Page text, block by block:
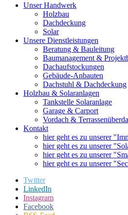
Unser Handwerk
Holzbau
Dachdeckung
Solar
Unsere Dienstleistungen
Beratung & Bauleitung
Baumanagement &
Dachaufstockungen
Gebäude-Anbauten
Dachstuhl & Dachdeckung
Holzbau & Solaranlagen
Tankstelle Solaranlage
Garage & Carport
Vordach &
Kontakt
hier geht es zu unserer
hier geht es zu unserer
hier geht es zu unserer
hier geht es zu unserer
Twitter
LinkedIn
Instagram
Facebook